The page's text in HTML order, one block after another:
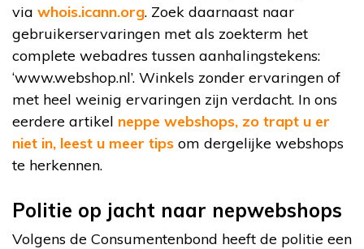
via whois.icann.org. Zoek daarnaast naar
gebruikerservaringen met als zoekterm het
complete webadres tussen aanhalingstekens:
‘www.webshop.nl’. Winkels zonder ervaringen of
met heel weinig ervaringen zijn verdacht. In ons
eerdere artikel neppe webshops, zo trapt u er
niet in, leest u meer tips om dergelijke webshops
te herkennen.
Politie op jacht naar nepwebshops
Volgens de Consumentenbond heeft de politie een